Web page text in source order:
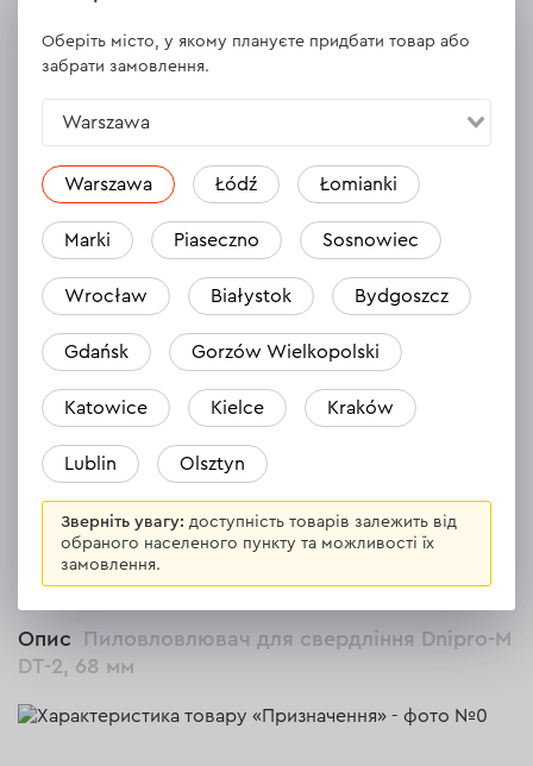
26.03.2024
Skuteczne, nie muszę ciągnąć odkurzacza do małych otworow
Відповісти 1 відповідь
07.03.2024
Jakość adekwatna do ceny.
Відповісти 1 відповідь
ВСІ ВІДГУКИ
Опис
Пиловловлювач для свердління Dnipro-M
DT-2, 68 мм
Оберіть місто, у якому плануєте придбати товар або
забрати замовлення.
Warszawa
Warszawa Łódź Łomianki
Marki Piaseczno Sosnowiec
Wrocław Białystok Bydgoszcz
Gdańsk Gorzów Wielkopolski
Katowice Kielce Kraków
Lublin Olsztyn
Зверніть увагу: доступність товарів залежить від
обраного населеного пункту та можливості їх
замовлення.